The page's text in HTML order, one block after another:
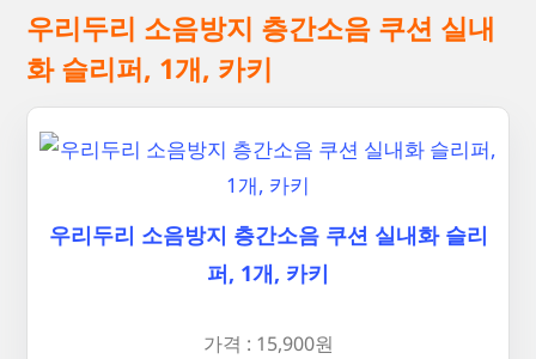
우리두리 소음방지 층간소음 쿠션 실내
화 슬리퍼, 1개, 카키
우리두리 소음방지 층간소음 쿠션 실내화 슬리
퍼, 1개, 카키
가격 : 15,900원